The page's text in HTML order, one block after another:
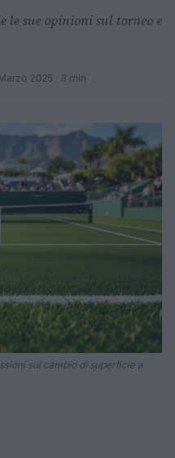
le sue opinioni sul torneo e
2025 · 3 min
sul cambio di superficie a